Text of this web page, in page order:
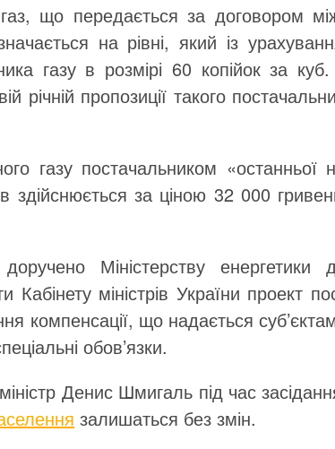
що передається за договором
на рівні, який із
газу в розмірі 60 копійок за
річній пропозиції такого
газу постачальником «останньої
здійснюється за ціною 32 000
Міністерству
Кабінету міністрів України проект
компенсації, що надається
обов’язки.
Денис Шмигаль під час
залишаться без змін.